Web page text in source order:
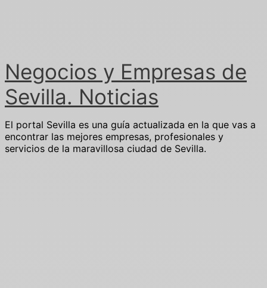
Negocios y Empresas de
Sevilla. Noticias
El portal Sevilla es una guía actualizada en la que vas a
encontrar las mejores empresas, profesionales y
servicios de la maravillosa ciudad de Sevilla.